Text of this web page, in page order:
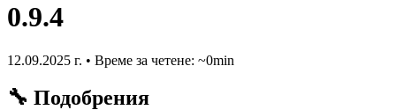
0.9.4
12.09.2025 г. • Време за четене: ~0min
🔧 Подобрения